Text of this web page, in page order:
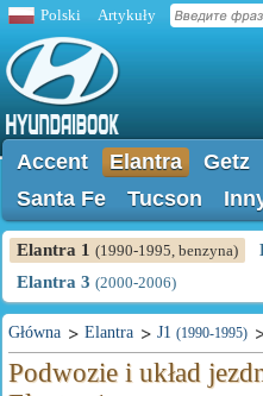
Polski Artykuły
Accent Elantra Getz
Santa Fe
Tucson
Elantra 1 (1990-1995, benzyna)
Elantra 3 (2000-2006)
Główna Elantra J1 (1990-1995)
Podwozie i układ